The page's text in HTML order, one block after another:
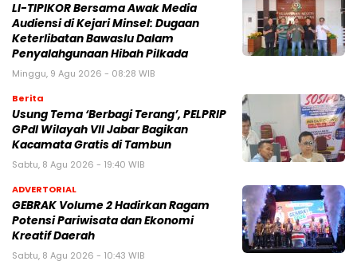
LI-TIPIKOR Bersama Awak Media
Audiensi di Kejari Minsel: Dugaan
Keterlibatan Bawaslu Dalam
Penyalahgunaan Hibah Pilkada
Minggu, 9 Agu 2026 - 08:28 WIB
Berita
‎Usung Tema ‘Berbagi Terang’, PELPRIP
GPdI Wilayah VII Jabar Bagikan
Kacamata Gratis di Tambun
Sabtu, 8 Agu 2026 - 19:40 WIB
ADVERTORIAL
GEBRAK Volume 2 Hadirkan Ragam
Potensi Pariwisata dan Ekonomi
Kreatif Daerah
Sabtu, 8 Agu 2026 - 10:43 WIB